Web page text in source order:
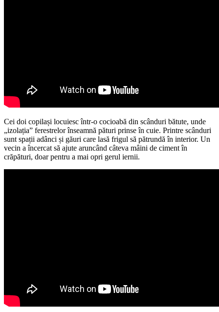
Cei doi copilași locuiesc într-o cocioabă din scânduri bătute, unde
„izolația” ferestrelor înseamnă pături prinse în cuie. Printre scânduri
sunt spații adânci și găuri care lasă frigul să pătrundă în interior. Un
vecin a încercat să ajute aruncând câteva mâini de ciment în
crăpături, doar pentru a mai opri gerul iernii.